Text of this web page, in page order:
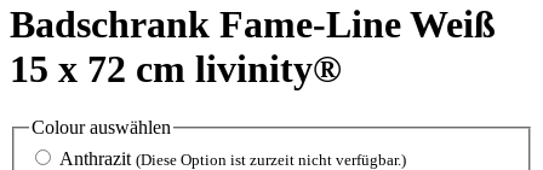
Badschrank Fame-Line Weiß
15 x 72 cm livinity®
Colourauswählen
Anthrazit (Diese Option ist zurzeit nicht verfügbar.)